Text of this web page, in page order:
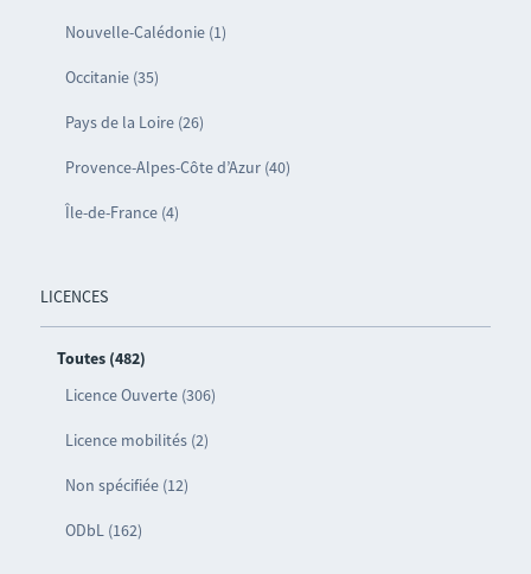
Nouvelle-Calédonie (1)
Occitanie (35)
Pays de la Loire (26)
Provence-Alpes-Côte d’Azur (40)
Île-de-France (4)
LICENCES
Toutes (482)
Licence Ouverte (306)
Licence mobilités (2)
Non spécifiée (12)
ODbL (162)